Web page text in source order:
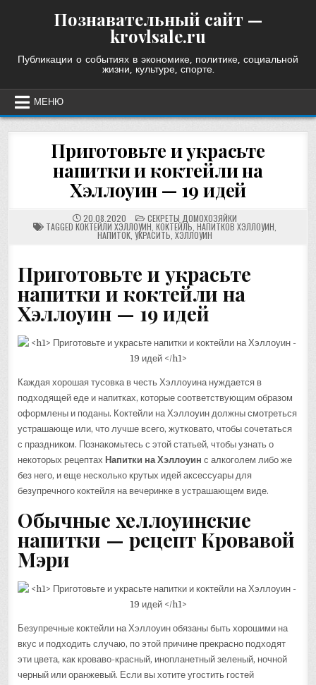
Познавательный сайт —
krovlsale.ru
Публикации о событиях в экономике, политике, социальной
жизни, культуре, спорте.
МЕНЮ
Приготовьте и украсьте
напитки и коктейли на
Хэллоуин — 19 идей
20.08.2020 POSTED
IN
СЕКРЕТЫ ДОМОХОЗЯЙКИ
TAGGED КОКТЕЙЛИ ХЭЛЛОУИН КОКТЕЙЛЬ НАПИТКОВ ХЭЛЛОУИН
НАПИТОК, УКРАСИТЬ ХЭЛЛОУИН
Приготовьте и украсьте
напитки и коктейли на
Хэллоуин — 19 идей
Каждая хорошая тусовка в честь Хэллоуина нуждается в
подходящей еде и напитках, которые соответствующим образом
оформлены и поданы. Коктейли на Хэллоуин должны смотреться
устрашающе или, что лучше всего, жутковато, чтобы сочетаться
с праздником. Познакомьтесь с этой статьей, чтобы узнать о
некоторых рецептах Напитки на Хэллоуин с алкоголем либо же
без него, и еще несколько крутых идей аксессуары для
безупречного коктейля на вечеринке в устрашающем виде.
Обычные хеллоуинские
напитки — рецепт Кровавой
Мэри
Безупречные коктейли на Хэллоуин обязаны быть хорошими на
вкус и подходить случаю, по этой причине прекрасно подходят
эти цвета, как кроваво-красный, инопланетный зеленый, ночной
черный или оранжевый. Если вы хотите угостить гостей